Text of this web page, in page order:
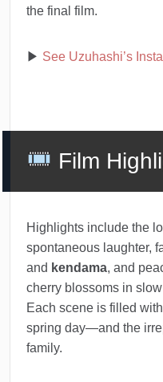
the final film.
▶︎ See Uzuhashi’s
Film
Highlights include the
spontaneous laughter,
and kendama, and
cherry blossoms in
Each scene is filled
spring day—and the
family.